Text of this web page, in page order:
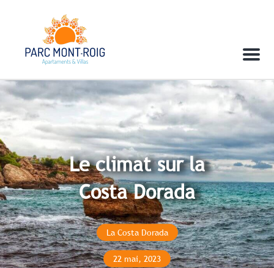
Menu
Le climat sur la
Costa Dorada
La Costa Dorada
22 mai, 2023